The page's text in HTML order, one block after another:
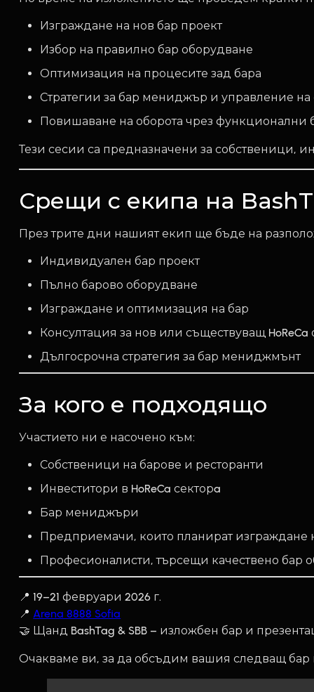
Изграждане на нов бар проект
Избор на правилно бар оборудване
Оптимизация на процесите зад бара
Стратегии за бар мениджър и управление
Повишаване на оборота чрез функционални
Тези сесии са предназначени за собственици,
Срещи с екипа на
През трите дни нашият екип ще бъде на
Индивидуален бар проект
Пълно барово оборудване
Изграждане и оптимизация на бар
Консултация за нов или съществуващ HoReCa
Дългосрочна стратегия за бар мениджмънт
За кого е подходящо
Участието ни е насочено към:
Собственици на барове и ресторанти
Инвеститори в HoReCa секторa
Бар мениджъри
Предприемачи, които планират изграждане
Професионалисти, търсещи качествено бар
📍 19–21 февруари 2026 г.
📍Arena 8888 Sofia
🤝 Щанд BashTag & SBB – изложбен бар и
Очакваме ви, за да обсъдим вашия следващ бар